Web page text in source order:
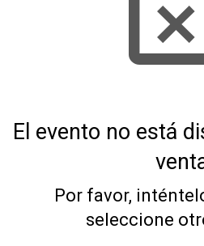
El evento no está
Por favor,
seleccione